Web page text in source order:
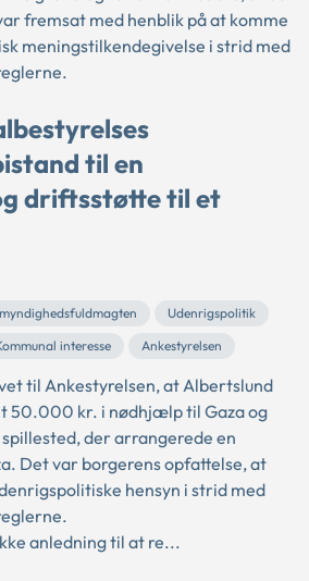
fremsat med henblik på at komme
meningstilkendegivelse i strid med
til en
driftsstøtte til et
Udenrigspolitik
interesse Ankestyrelsen
til Ankestyrelsen, at Albertslund
50.000 kr. i nødhjælp til Gaza og
der arrangerede en
Det var borgerens opfattelse, at
hensyn i strid med
anledning til at re...